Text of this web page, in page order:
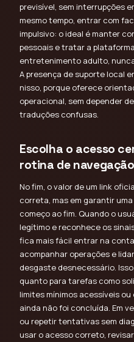
previsível, sem interrupções
mesmo tempo, entrar com
impulsivo: o ideal é manter
pessoais e tratar a
entretenimento adulto,
A presença de suporte local
nisso, porque oferece
operacional, sem depender
traduções confusas.
Escolha o acesso
rotina de navegação
No fim, o valor de um link
correta, mas em garantir
começo ao fim. Quando o
legítimo e reconhece os
fica mais fácil entrar na
acompanhar operações e
desgaste desnecessário.
quanto para tarefas como
limites mínimos acessíveis
ainda não foi concluída. Em
ou repetir tentativas sem
usar o acesso correto,